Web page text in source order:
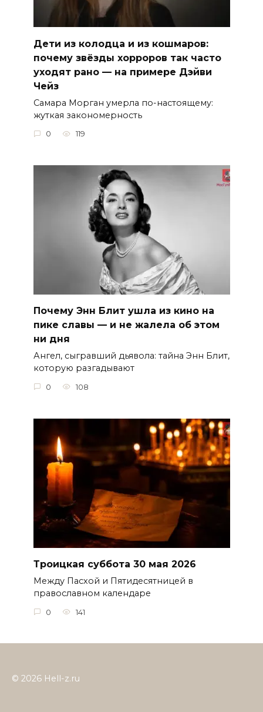
Дети из колодца и из кошмаров:
почему звёзды хорроров так часто
уходят рано — на примере Дэйви
Чейз
Самара Морган умерла по-настоящему:
жуткая закономерность
0 119
Почему Энн Блит ушла из кино на
пике славы — и не жалела об этом
ни дня
Ангел, сыгравший дьявола: тайна Энн Блит,
которую разгадывают
0 108
Троицкая суббота 30 мая 2026
Между Пасхой и Пятидесятницей в
православном календаре
0 141
© 2026 Hell-z.ru